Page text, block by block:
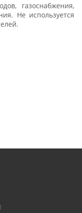
газоснабжения,
Не используется